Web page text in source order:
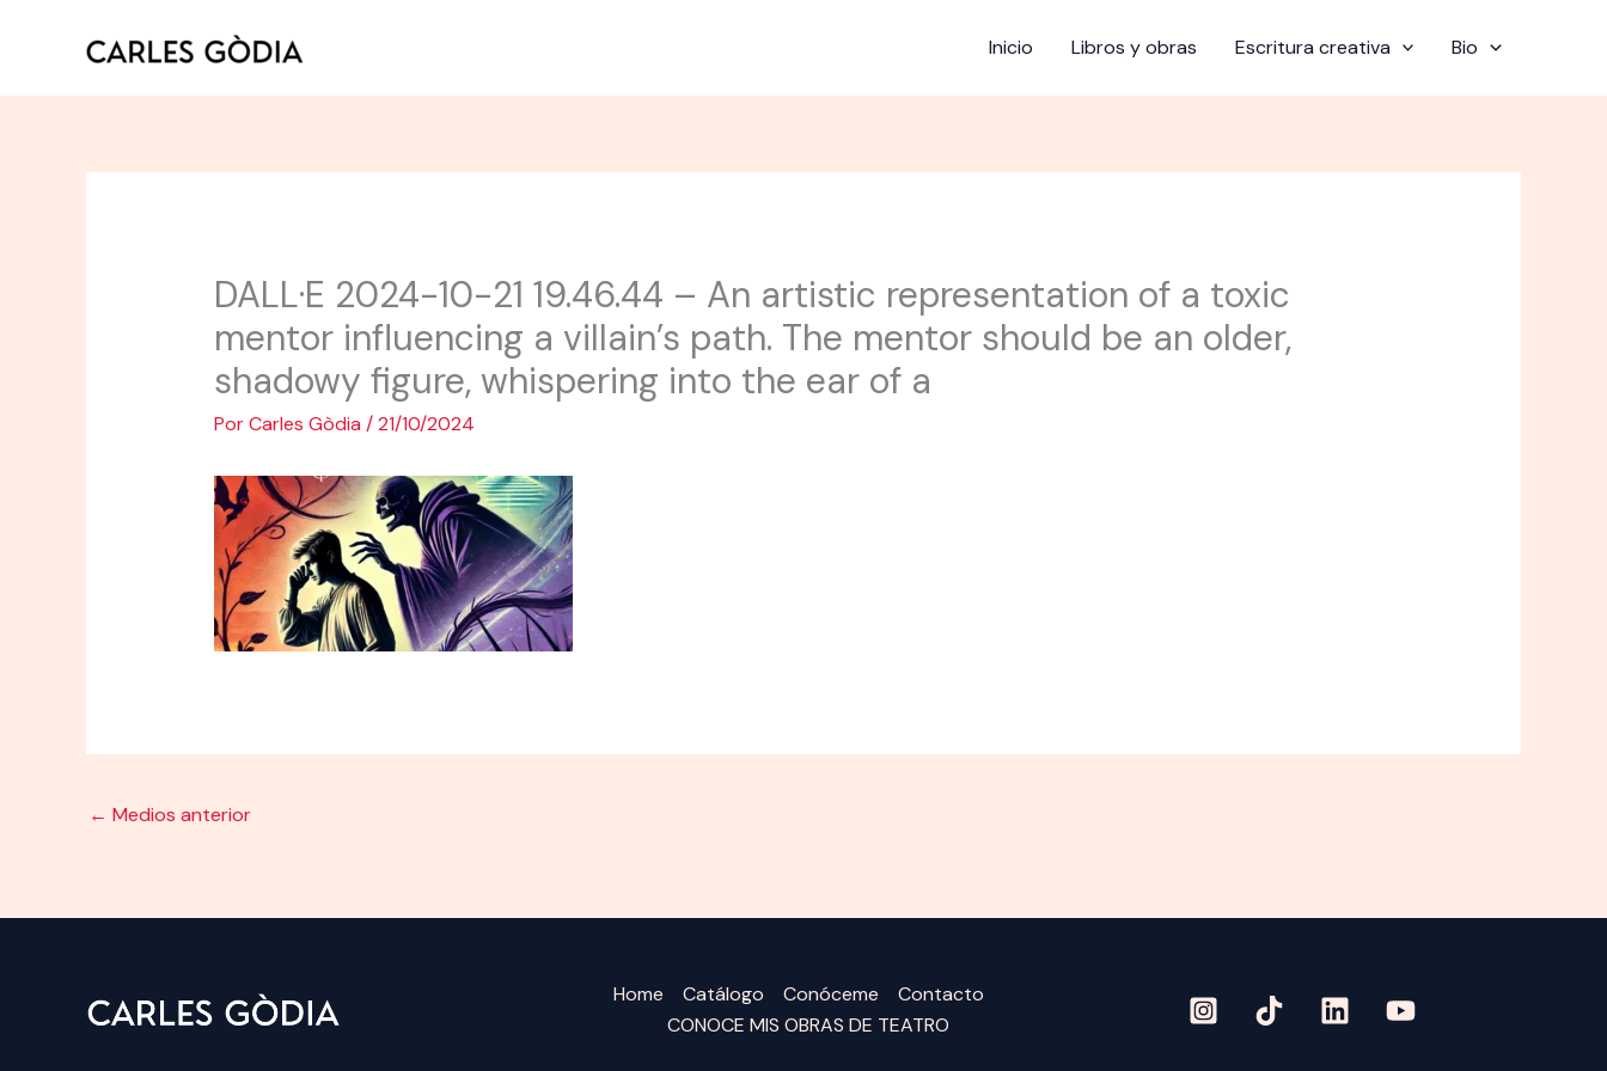
Inicio Libros y obras Escritura creativa Bio
DALL·E 2024-10-21 19.46.44 – An artistic representation of a toxic
mentor influencing a villain’s path. The mentor should be an older,
shadowy figure, whispering into the ear of a
PorCarles Gòdia /21/10/2024
← Medios anterior
Home Catálogo Conóceme
Contacto
CONOCE MIS OBRAS DE TEATRO